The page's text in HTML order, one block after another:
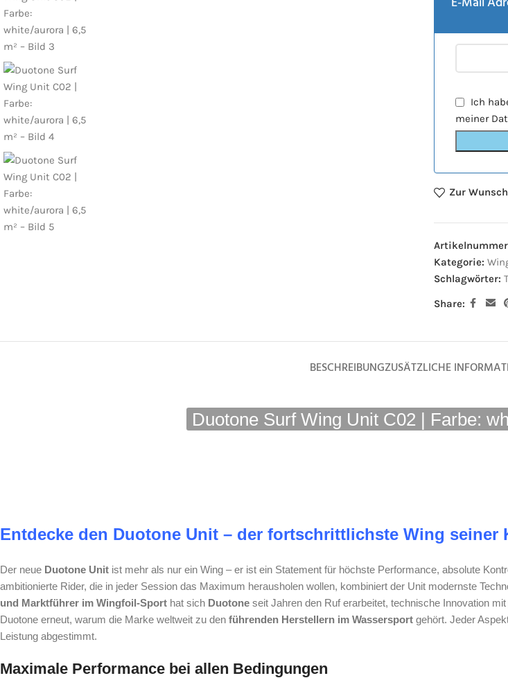
Ich
meiner
Zur
Kategorie:
Schlagwörter:
Share:
BESCHREIBUNGZUSÄTZLICHE
Duotone Surf Wing Unit C02 | Farbe:
Entdecke den Duotone Unit – der fortschrittlichste Wing seiner
Der neue Duotone Unit ist mehr als nur ein Wing – er ist ein Statement für höchste Performance, absolute
ambitionierte Rider, die in jeder Session das Maximum herausholen wollen, kombiniert der Unit modernste
und Marktführer im Wingfoil-Sport hat sich Duotone seit Jahren den Ruf erarbeitet, technische Innovation
Duotone erneut, warum die Marke weltweit zu den führenden Herstellern im Wassersport gehört. Jeder
Leistung abgestimmt.
Maximale Performance bei allen Bedingungen